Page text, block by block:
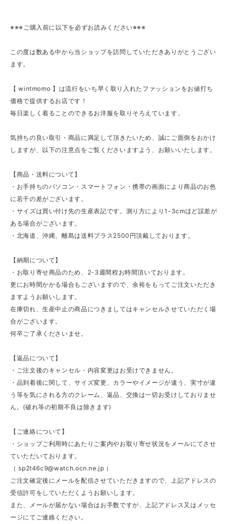
※※※ご購入前に以下を必ずお読みください※※※
この度は数ある中から当ショップを訪問していただきありがとうござい
ます。
【 wintmomo 】は流行をいち早く取り入れたファッションをお値打ち
価格で提供するお店です！
毎日楽しく着ることのできるお洋服を取りそろえています。
気持ちの良い取引・商品に満足して頂きたいため、誠にご面倒をおかけ
しますが、以下の注意点をご覧くださいますよう、お願いいたします。
【商品・送料について】
・お手持ちのパソコン・スマートフォン・携帯の画面により商品のお色
に若干の差がございます。
・サイズは買い付け先の生産表記です。測り方により1-3cmほど誤差が
ある場合がございます。
・北海道、沖縄、離島は送料プラス2500円頂戴しております。
【納期について】
・お取り寄せ商品のため、2-3週間程お時間頂いております。
更にお時間かかる場合もございますので、余裕をもってご注文いただき
ますようお願いします。
在庫切れ、生産中止の商品につきましてはキャンセルさせていただく場
合がございます。
何卒ご了承くださいませ。
【返品について】
・ご注文後のキャンセル・内容変更はお受けできません。
・品到着後に関して、サイズ変更、カラーやイメージが違う、実寸が違
う等を気にされる方のクレーム、返品、交換は一切お受けしておりませ
ん。(破れ等の初期不良は除きます)
【ご連絡について】
・ショップご利用時にあたりご案内やお取り寄せ状況をメールにてさせ
ていただいております。
（sp2t46c9@watch.ocn.ne.jp ）
ご注文確定後にメールを配信させていただきますので、上記アドレスの
受信許可をしていただくようお願いします。
また、メールが届かない場合はお手数ですが、上記アドレス又はメッセ
ージにてご連絡ください。